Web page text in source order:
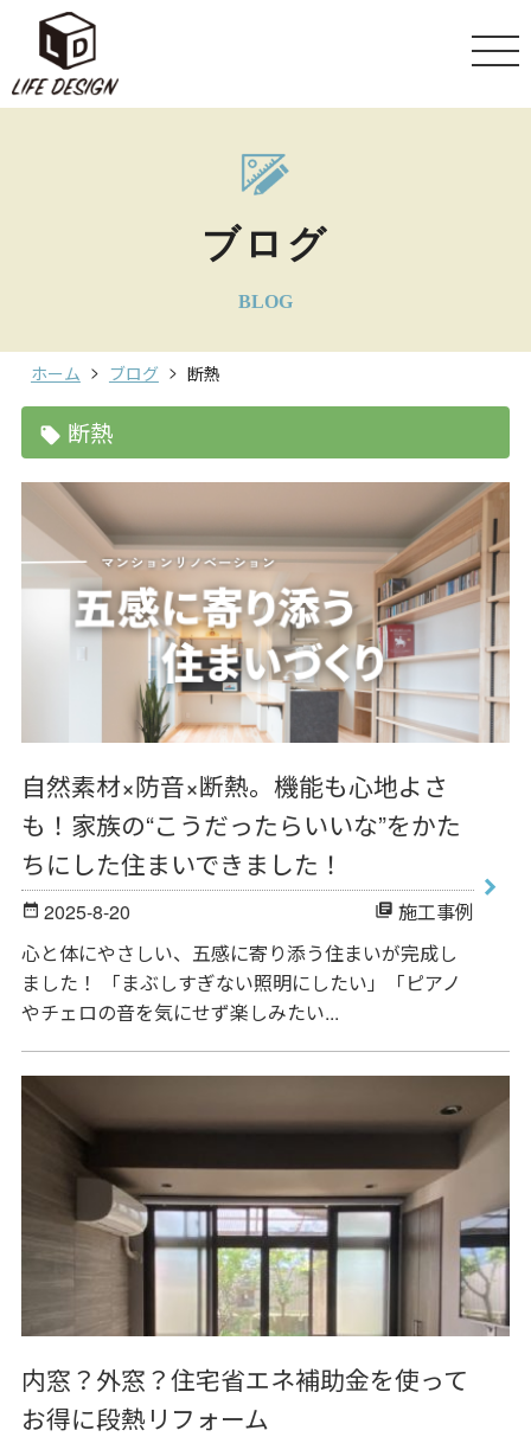
ブログ
BLOG
ホーム ブログ 断熱
local_offer 断熱
自然素材×防音×断熱。機能も心地よさ
も！家族の“こうだったらいいな”をかた
ちにした住まいできました！
date_range 2025-8-20 library_books 施工事例
心と体にやさしい、五感に寄り添う住まいが完成し
ました！ 「まぶしすぎない照明にしたい」「ピアノ
やチェロの音を気にせず楽しみたい...
内窓？外窓？住宅省エネ補助金を使って
お得に段熱リフォーム